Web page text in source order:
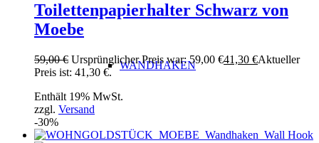
WANDHAKEN
Toilettenpapierhalter Schwarz von
Moebe
59,00€ Ursprünglicher Preis war: 59,00 €41,30 €Aktueller
Preis ist: 41,30 €.
Enthält 19% MwSt.
zzgl. Versand
-30%